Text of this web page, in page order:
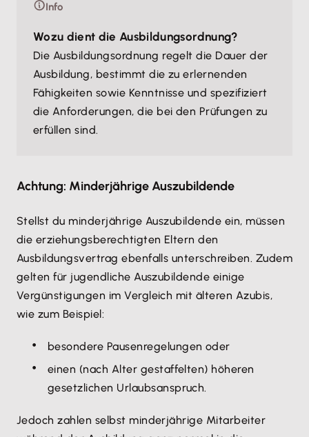
Info
Wozu dient die Ausbildungsordnung?
Die Ausbildungsordnung regelt die Dauer der
Ausbildung, bestimmt die zu erlernenden
Fähigkeiten sowie Kenntnisse und spezifiziert
die Anforderungen, die bei den Prüfungen zu
erfüllen sind.
Achtung: Minderjährige Auszubildende
Stellst du minderjährige Auszubildende ein, müssen
die erziehungsberechtigten Eltern den
Ausbildungsvertrag ebenfalls unterschreiben. Zudem
gelten für jugendliche Auszubildende einige
Vergünstigungen im Vergleich mit älteren Azubis,
wie zum Beispiel:
besondere Pausenregelungen oder
einen (nach Alter gestaffelten) höheren
gesetzlichen Urlaubsanspruch.
Jedoch zahlen selbst minderjährige Mitarbeiter